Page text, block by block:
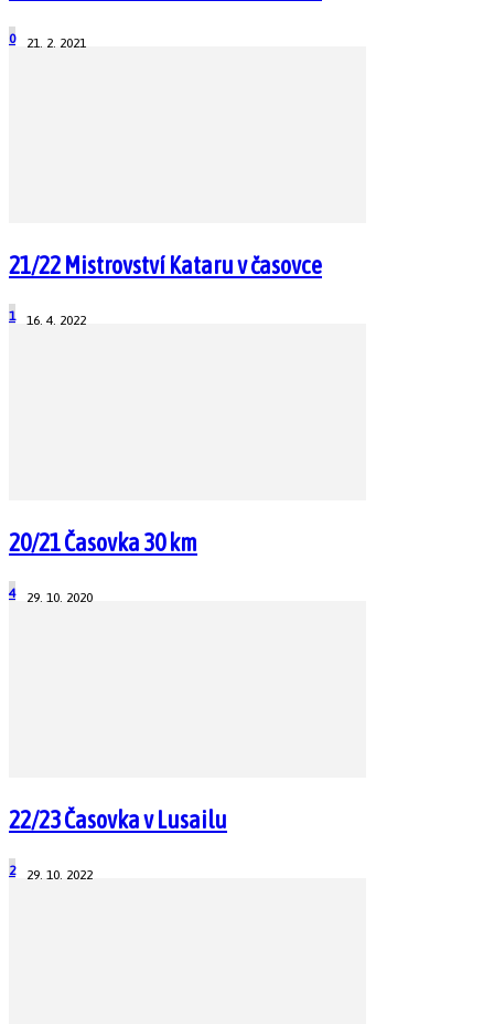
21. 2. 2021
0
21/22 Mistrovství Kataru v časovce
16. 4. 2022
1
20/21 Časovka 30 km
29. 10. 2020
4
22/23 Časovka v Lusailu
29. 10. 2022
2